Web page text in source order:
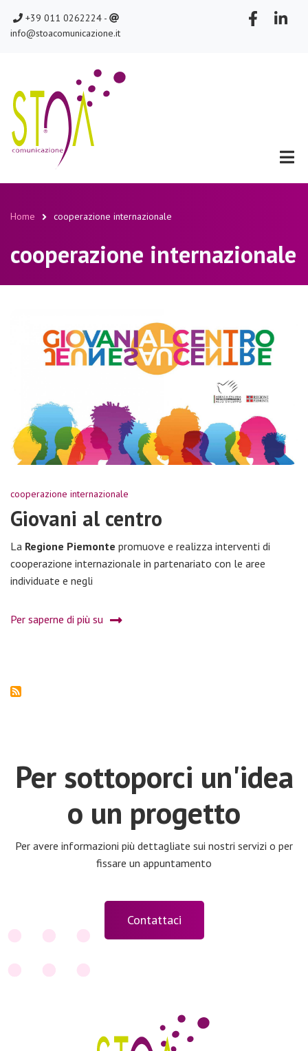
contenuto
chiamaci
+39 011 0262224 -
scrivici
info@stoacomunicazione.it
Briciole
di
pane
Home cooperazione internazionale
cooperazione internazionale
cooperazione internazionale
Giovani al centro
La Regione Piemonte promuove e realizza interventi di
cooperazione internazionale in partenariato con le aree
individuate e negli
Per saperne di più su
Giovani
Per sottoporci un'idea
o un progetto
Per avere informazioni più dettagliate sui nostri servizi o per
fissare un appuntamento
Contattaci